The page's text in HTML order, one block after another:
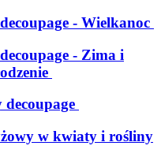
- Wielkanoc
- Zima i
w kwiaty i rośliny